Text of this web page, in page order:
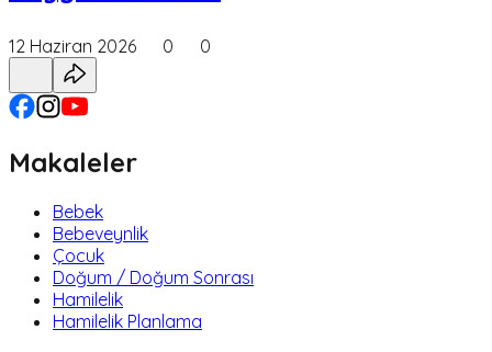
12 Haziran 2026 0 0
Makaleler
Bebek
Bebeveynlik
Çocuk
Doğum / Doğum Sonrası
Hamilelik
Hamilelik Planlama